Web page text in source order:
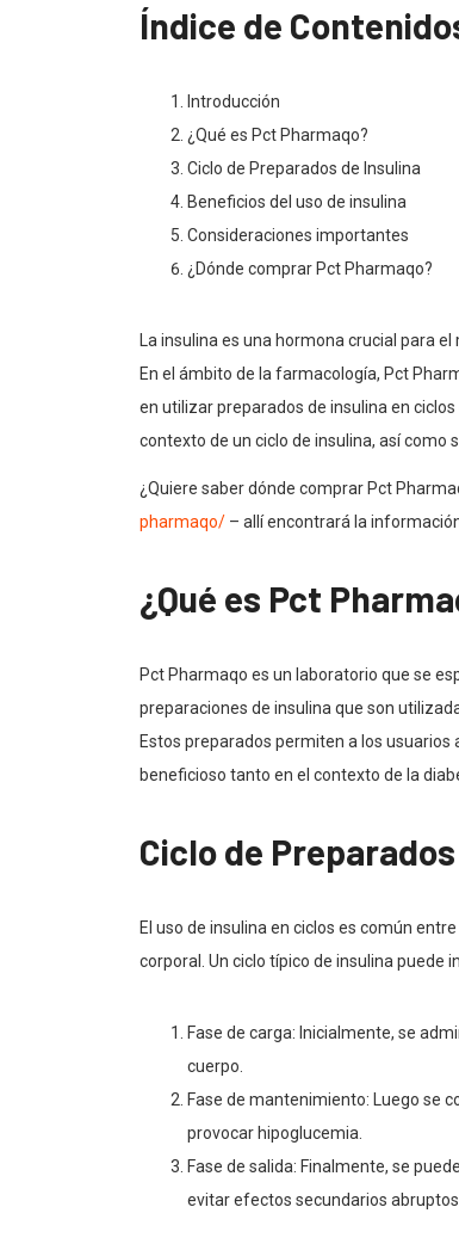
Índice de
Introducción
¿Qué es Pct Pharmaqo?
Ciclo de Preparados de Insulina
Beneficios del uso de insulina
Consideraciones importantes
¿Dónde comprar Pct Pharmaqo?
La insulina es una hormona crucial para
En el ámbito de la farmacología, Pct
en utilizar preparados de insulina en
contexto de un ciclo de insulina, así como
¿Quiere saber dónde comprar Pct
pharmaqo/ – allí encontrará la
¿Qué es Pct
Pct Pharmaqo es un laboratorio que se
preparaciones de insulina que son
Estos preparados permiten a los
beneficioso tanto en el contexto de la
Ciclo de
El uso de insulina en ciclos es común
corporal. Un ciclo típico de insulina puede
Fase de carga: Inicialmente, se
cuerpo.
Fase de mantenimiento: Luego se
provocar hipoglucemia.
Fase de salida: Finalmente, se
evitar efectos secundarios